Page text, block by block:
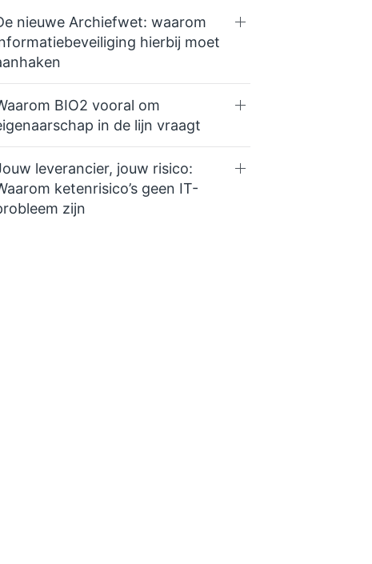
nieuwe Archiefwet: waarom
hierbij moet
BIO2 vooral om
in de lijn vraagt
leverancier, jouw risico:
ketenrisico’s geen IT-
zijn